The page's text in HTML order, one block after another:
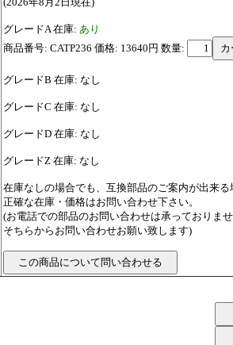
グレードA 在庫: あり
商品番号: CATP236 価格: 13640円 数量:
グレードB 在庫: なし
グレードC 在庫: なし
グレードD 在庫: なし
グレードZ 在庫: なし
在庫なしの場合でも、互換部品のご案内が出来る
正確な在庫・価格はお問い合わせ下さい。
(お電話での部品のお問い合わせは承っておりま
そちらからお問い合わせお願い致します)